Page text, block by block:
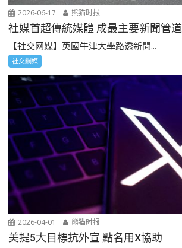
2026-06-17 熊猫时报
社媒首超傳統媒體 成最主要新聞管道
【社交网媒】英國牛津大學路透新聞...
社交網媒
2026-04-01 熊猫时报
美提5大目標抗外宣 點名用X協助